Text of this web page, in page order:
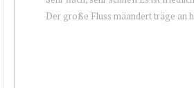
Der große Fluss mäandert träge an